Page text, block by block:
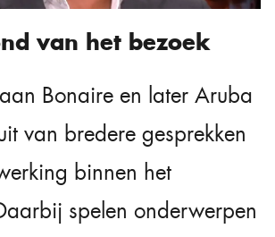
van het bezoek
Bonaire en later Aruba
van bredere gesprekken
binnen het
spelen onderwerpen